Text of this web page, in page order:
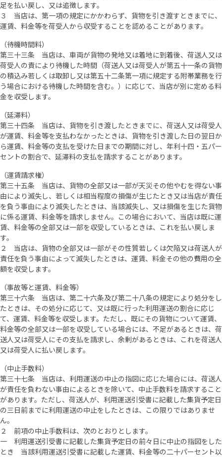
足を払い戻し、又は追徴します。
３ 当店は、第一項の規定にかかわらず、貨物を引き渡すときまでに、
運賃、料金等を荷受人から収受することを認めることがあります。
（待機時間料）
第三十三条 当店は、車両が貨物の発地又は着地に到着後、荷送人又は
荷受人の責により待機した時間（荷送人又は荷受人が第五十一条の貨物
の積込み若しくは取卸し又は第五十二条第一項に規定する附帯業務を行
う場合における待機した時間を含む。）に応じて、当店が別に定める料
金を収受します。
（延滞料）
第三十四条 当店は、貨物を引き渡したときまでに、荷送人又は荷受人
が運賃、料金等を支払わなかったときは、貨物を引き渡した日の翌日か
ら運賃、料金等の支払を受けた日までの期間に対し、年利十四・五パー
セントの割合で、延滞料の支払を請求することがあります。
（運賃請求権）
第三十五条 当店は、貨物の全部又は一部が天災その他やむを得ない事
由により滅失し、若しくは相当程度の損傷が生じたとき又は当店が責任
を負う事由により滅失したときは、当該滅失し、又は損傷を生じた貨物
に係る運賃、料金等を請求しません。この場合において、当店は既に運
賃、料金等の全部又は一部を収受しているときは、これを払い戻しま
す。
２ 当店は、貨物の全部又は一部がその性質若しくは欠陥又は荷送人が
責任を負う事由によって滅失したときは、運賃、料金その他の費用の全
額を収受します。
（事故等と運賃、料金等）
第三十六条 当店は、第二十六条及び第二十八条の規定により処分をし
たときは、その処分に応じて、又は既に行った利用運送の割合に応じ
て、運賃、料金等を収受します。ただし、既にその貨物について運賃、
料金等の全部又は一部を収受している場合には、不足があるときは、荷
送人又は荷受人にその支払を請求し、余剰があるときは、これを荷送人
又は荷受人に払い戻します。
（中止手数料）
第三十七条 当店は、利用運送の中止の指図に応じた場合には、荷送人
が責任を負わない事由によるときを除いて、中止手数料を請求すること
があります。ただし、荷送人が、利用運送引受書に記載した集貨予定日
の三日前までに利用運送の中止をしたときは、この限りではありませ
ん。
２ 前項の中止手数料は、次のとおりとします。
一 利用運送引受書に記載した集貨予定日の前々日に中止の指図をした
とき 当該利用運送引受書に記載した運賃、料金等の二十パーセント以